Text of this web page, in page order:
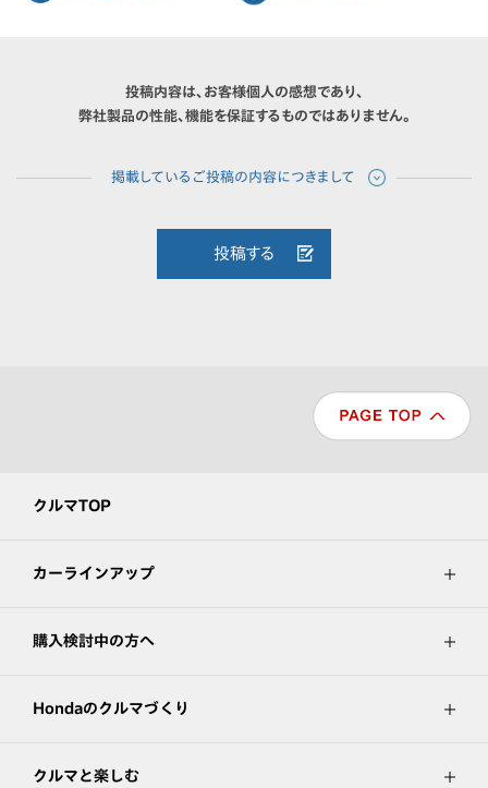
投稿内容は、お客様個人の感想であり、
弊社製品の性能、機能を保証するものではありません。
投稿する
クルマTOP
カーラインアップ
購入検討中の方へ
Hondaのクルマづくり
クルマと楽しむ